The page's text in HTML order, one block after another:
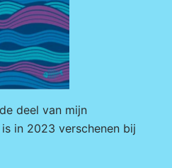
deel van mijn
in 2023 verschenen bij